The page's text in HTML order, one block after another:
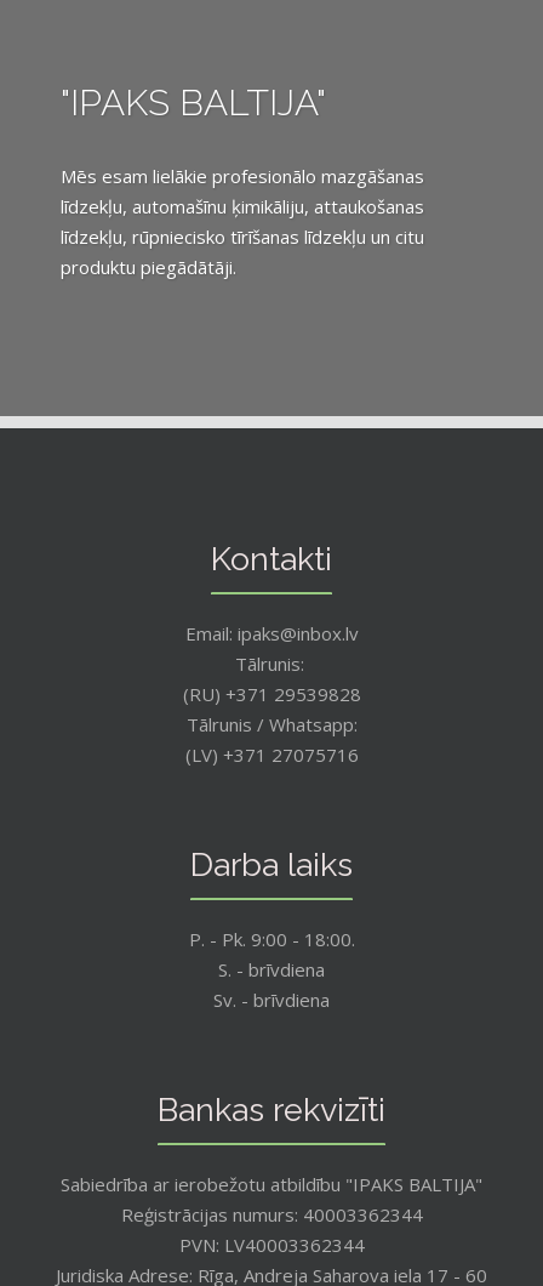
"IPAKS BALTIJA"
Mēs esam lielākie profesionālo mazgāšanas
līdzekļu, automašīnu ķimikāliju, attaukošanas
līdzekļu, rūpniecisko tīrīšanas līdzekļu un citu
produktu piegādātāji.
Kontakti
Email: ipaks@inbox.lv
Tālrunis:
(RU) +371 29539828
Tālrunis / Whatsapp:
(LV) +371 27075716
Darba laiks
P. - Pk. 9:00 - 18:00.
S. - brīvdiena
Sv. - brīvdiena
Bankas rekvizīti
Sabiedrība ar ierobežotu atbildību "IPAKS BALTIJA"
Reģistrācijas numurs: 40003362344
PVN: LV40003362344
Juridiska Adrese: Rīga, Andreja Saharova iela 17 - 60